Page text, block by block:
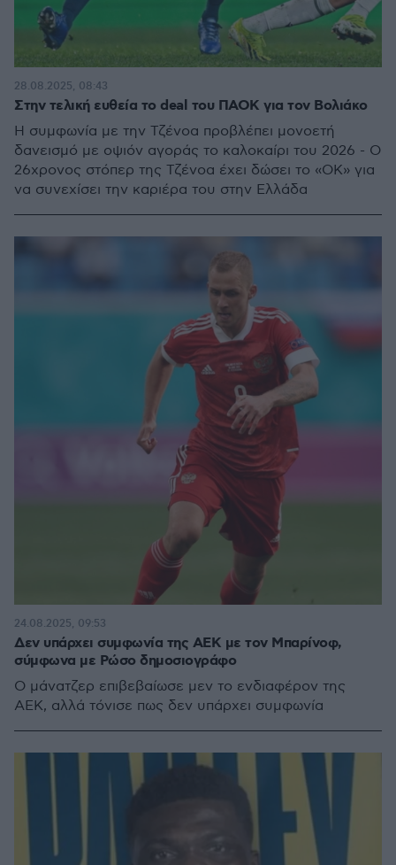
Στην τελική ευθεία το deal του ΠΑΟΚ για τον Βολιάκο
Η συμφωνία με την Τζένοα προβλέπει μονοετή
δανεισμό με οψιόν αγοράς το καλοκαίρι του 2026 - Ο
26χρονος στόπερ της Τζένοα έχει δώσει το «ΟΚ» για
να συνεχίσει την καριέρα του στην Ελλάδα
28.08.2025, 08:43
Δεν υπάρχει συμφωνία της ΑΕΚ με τον Μπαρίνοφ,
σύμφωνα με Ρώσο δημοσιογράφο
Ο μάνατζερ επιβεβαίωσε μεν το ενδιαφέρον της
ΑΕΚ, αλλά τόνισε πως δεν υπάρχει συμφωνία
24.08.2025, 09:53